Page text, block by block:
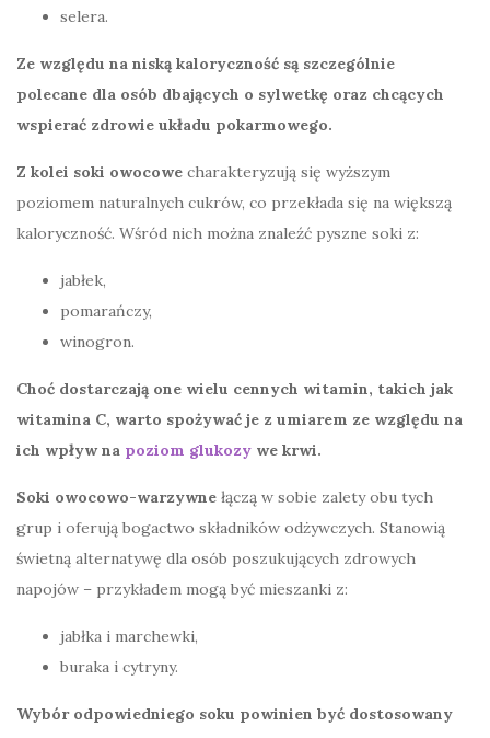
selera.
Ze względu na niską kaloryczność są szczególnie
polecane dla osób dbających o sylwetkę oraz chcących
wspierać zdrowie układu pokarmowego.
Z kolei soki owocowe charakteryzują się wyższym
poziomem naturalnych cukrów, co przekłada się na większą
kaloryczność. Wśród nich można znaleźć pyszne soki z:
jabłek,
pomarańczy,
winogron.
Choć dostarczają one wielu cennych witamin, takich jak
witamina C, warto spożywać je z umiarem ze względu na
ich wpływ na poziom glukozy we krwi.
Soki owocowo-warzywne łączą w sobie zalety obu tych
grup i oferują bogactwo składników odżywczych. Stanowią
świetną alternatywę dla osób poszukujących zdrowych
napojów – przykładem mogą być mieszanki z:
jabłka i marchewki,
buraka i cytryny.
Wybór odpowiedniego soku powinien być dostosowany